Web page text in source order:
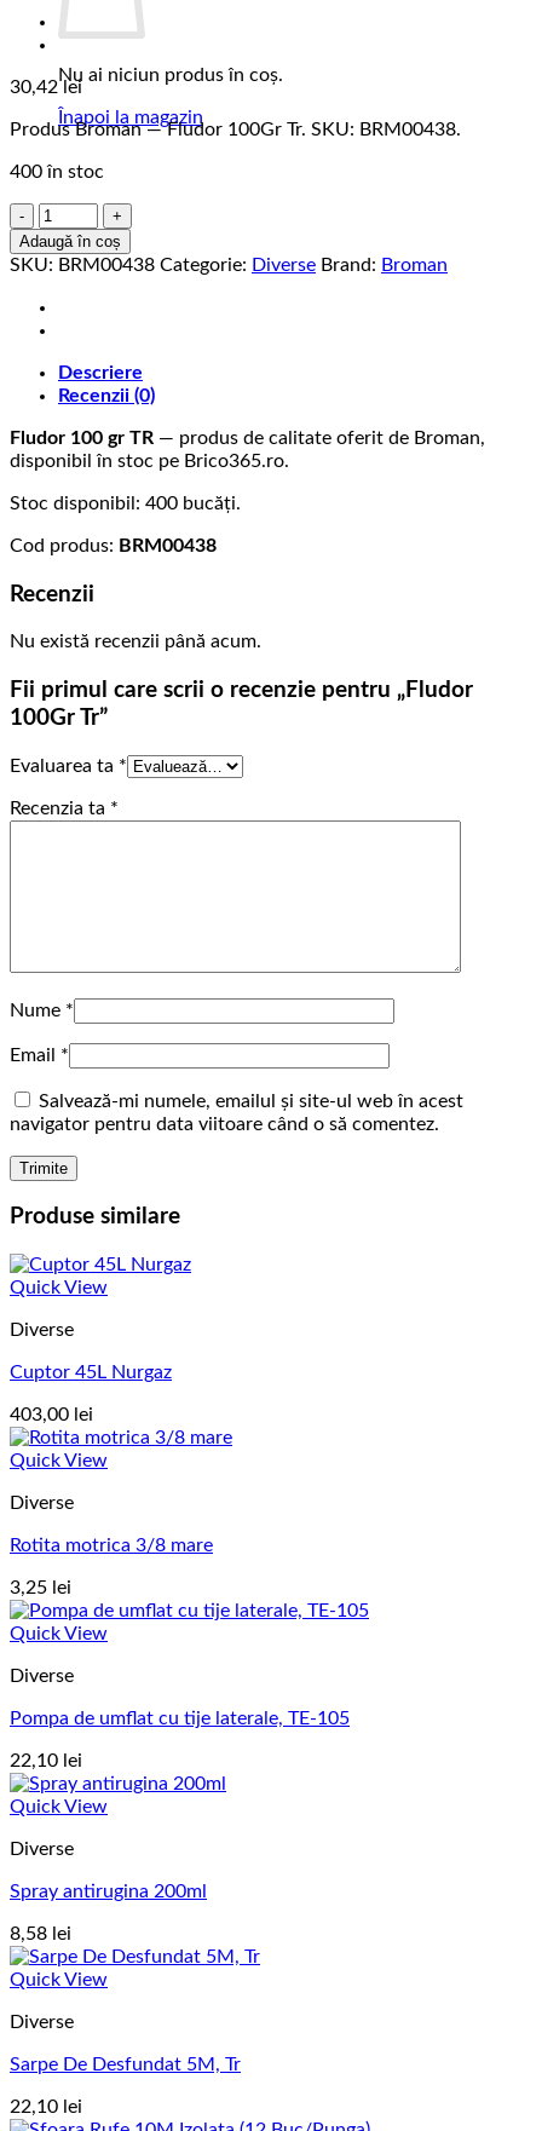
Nu ai niciun produs în coș.
Înapoi la magazin
30,42 lei
Produs Broman — Fludor 100Gr Tr. SKU: BRM00438.
400 în stoc
Cantitate
Fludor
100Gr
Adaugă în coș
SKU: BRM00438 Categorie: Diverse Brand: Broman
Descriere
Recenzii (0)
Fludor 100 gr TR — produs de calitate oferit de Broman,
disponibil în stoc pe Brico365.ro.
Stoc disponibil: 400 bucăți.
Cod produs: BRM00438
Recenzii
Nu există recenzii până acum.
Fii primul care scrii o recenzie pentru „Fludor
100Gr Tr”
Evaluarea ta *
Recenzia ta *
Nume *
Email *
Salvează-mi numele, emailul și site-ul web în acest
navigator pentru data viitoare când o să comentez.
Produse similare
Quick View
Diverse
Cuptor 45L Nurgaz
403,00 lei
Quick View
Diverse
Rotita motrica 3/8 mare
3,25 lei
Quick View
Diverse
Pompa de umflat cu tije laterale, TE-105
22,10 lei
Quick View
Diverse
Spray antirugina 200ml
8,58 lei
Quick View
Diverse
Sarpe De Desfundat 5M, Tr
22,10 lei